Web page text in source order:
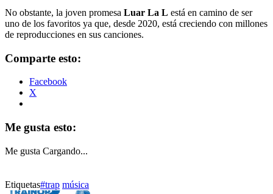
No obstante, la joven promesa Luar La L está en camino de ser
uno de los favoritos ya que, desde 2020, está creciendo con millones
de reproducciones en sus canciones.
Comparte esto:
Facebook
X
Me gusta esto:
Me gusta Cargando...
Etiquetas#trap música